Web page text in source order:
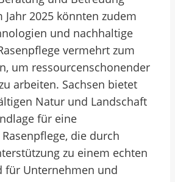
2025 könnten zudem
und nachhaltige
vermehrt zum
um ressourcenschonender
arbeiten. Sachsen bietet
Natur und Landschaft
für eine
die durch
zu einem echten
für Unternehmen und